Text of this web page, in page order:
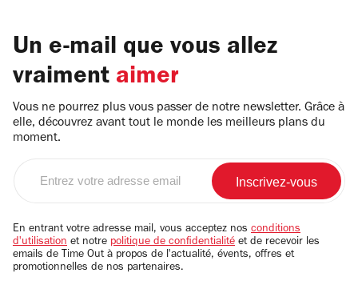
Un e-mail que vous allez
vraiment aimer
Vous ne pourrez plus vous passer de notre newsletter. Grâce à
elle, découvrez avant tout le monde les meilleurs plans du
moment.
email
En entrant votre adresse mail, vous acceptez nos conditions
d'utilisation et notre politique de confidentialité et de recevoir les
emails de Time Out à propos de l'actualité, évents, offres et
promotionnelles de nos partenaires.